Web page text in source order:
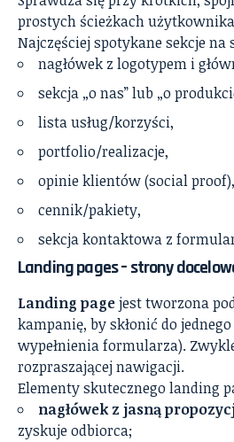
prostych ścieżkach
Najczęściej spotykane sekcje na
nagłówek z logotypem i
sekcja „o nas” lub „o
lista usług/korzyści,
portfolio/realizacje,
opinie klientów (social proof),
cennik/pakiety,
sekcja kontaktowa z
Landing pages – strony
Landing pagejest tworzona
kampanię, by skłonić do
wypełnienia formularza).
rozpraszającej nawigacji.
Elementy skutecznego landing
nagłówek z jasną
zyskuje odbiorca;